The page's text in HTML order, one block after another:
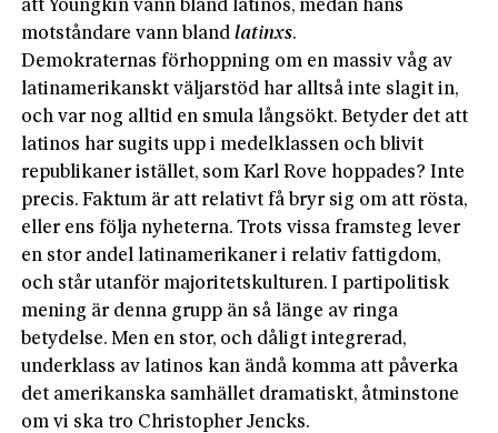
att Youngkin vann bland latinos, me­dan hans
motståndare vann blandlatinxs.
Demokraternas förhoppning om en massiv våg av
latinamerikanskt väljarstöd har alltså inte slagit in,
och var nog alltid en smula långsökt. Betyder det att
latinos har sugits upp i medelklassen och blivit
republikaner istället, som Karl Rove hoppades? Inte
precis. Faktum är att relativt få bryr sig om att rösta,
eller ens följa nyheterna. Trots vissa framsteg lever
en stor andel latinamerikaner i relativ fattigdom,
och står utanför majoritetskulturen. I partipolitisk
mening är denna grupp än så länge av ringa
betydelse. Men en stor, och dåligt integrerad,
underklass av latinos kan ändå komma att påverka
det amerikanska samhället dramatiskt, åtminstone
om vi ska tro Christopher Jencks.